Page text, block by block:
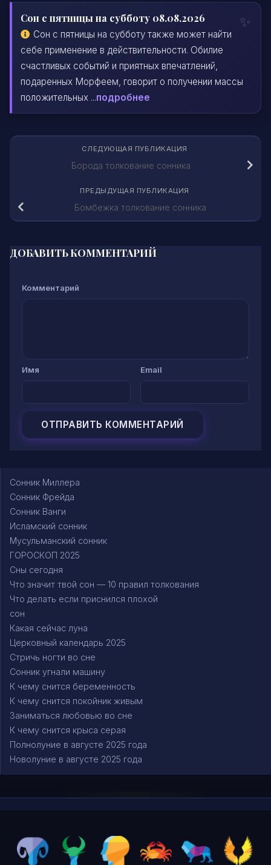
Сон с пятницы на субботу 08.08.2026
Сон с пятницы на субботу также может найти
себе применение в действительности. Обилие
счастливых событий и приятных впечатлений,
подаренных Морфеем, говорит о получении массы
положительных ...подробнее
СЛЕДУЮЩАЯ ПУБЛИКАЦИЯ
Борода толкование сонника
ПРЕДЫДУЩАЯ ПУБЛИКАЦИЯ
Бомбежка толкование сонника
ДОБАВИТЬ КОММЕНТАРИЙ
Комментарий
Имя Email
Сонник Миллера
Сонник Фрейда
Сонник Ванги
Исламский сонник
Мусульманский сонник
ГОРОСКОП 2025
Сны сегодня
Что значит твой сон — 10 правил толкования
Что делать если приснился плохой
сон
Какая сейчас луна
Церковный календарь 2025
Стричь ногти во сне
Сонник угнали машину
К чему снится беременность
К чему снится покойник живым
Заниматься любовью во сне
К чему снится крыса серая
Полнолуние в августе 2025 года
Новолуние в августе 2025 года